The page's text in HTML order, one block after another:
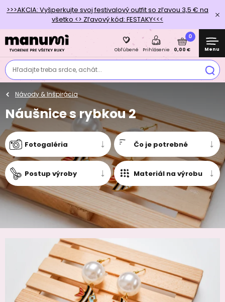
>>>AKCIA: Vyšperkujte svoj festivalový outfit so zľavou 3,5 € na
všetko <> Zľavový kód: FESTAKY<<<
Hľadajte treba srdce, achát...
Obľúbené Prihlásenie
0
0,00 € Menu
Návody & Inšpirácia
Náušnice s rybkou 2
Fotogaléria Čo je potrebné
Postup výroby Materiál na výrobu